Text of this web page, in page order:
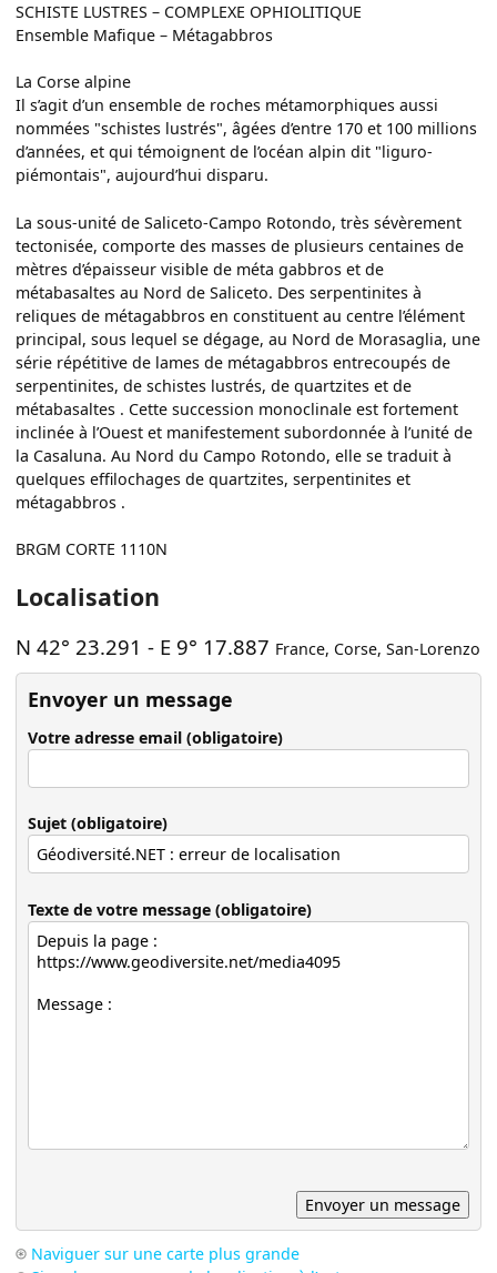
SCHISTE LUSTRES – COMPLEXE OPHIOLITIQUE
Ensemble Mafique – Métagabbros
La Corse alpine
Il s’agit d’un ensemble de roches métamorphiques aussi
nommées "schistes lustrés", âgées d’entre 170 et 100 millions
d’années, et qui témoignent de l’océan alpin dit "liguro-
piémontais", aujourd’hui disparu.
La sous-unité de Saliceto-Campo Rotondo, très sévèrement
tectonisée, comporte des masses de plusieurs centaines de
mètres d’épaisseur visible de méta gabbros et de
métabasaltes au Nord de Saliceto. Des serpentinites à
reliques de métagabbros en constituent au centre l’élément
principal, sous lequel se dégage, au Nord de Morasaglia, une
série répétitive de lames de métagabbros entrecoupés de
serpentinites, de schistes lustrés, de quartzites et de
métabasaltes . Cette succession monoclinale est fortement
inclinée à l’Ouest et manifestement subordonnée à l’unité de
la Casaluna. Au Nord du Campo Rotondo, elle se traduit à
quelques effilochages de quartzites, serpentinites et
métagabbros .
BRGM CORTE 1110N
Localisation
N 42° 23.291 - E 9° 17.887 France, Corse,San-Lorenzo
Envoyer un message
Votre adresse email (obligatoire)
Sujet (obligatoire)
Texte de votre message (obligatoire)
Naviguer sur une carte plus grande